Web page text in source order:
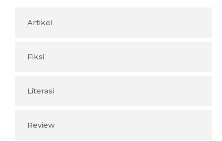
Artikel
Fiksi
Literasi
Review